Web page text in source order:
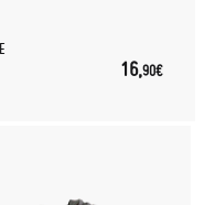
16,90€